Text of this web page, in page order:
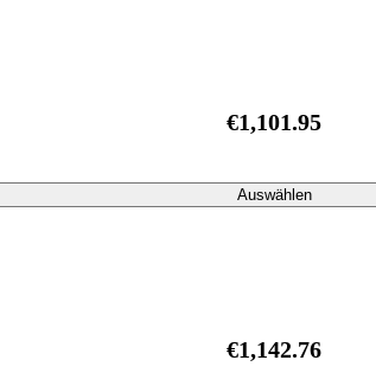
€1,101.95
Auswählen
€1,142.76